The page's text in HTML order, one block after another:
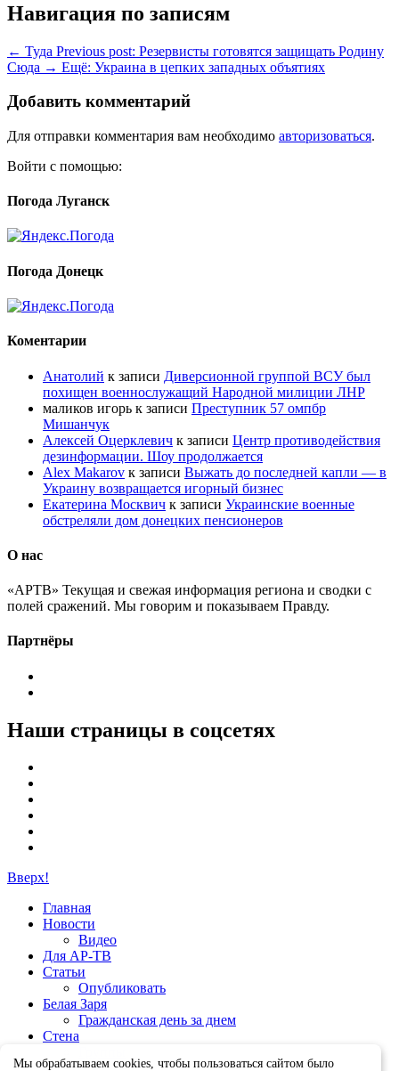
Навигация по записям
← Туда Previous post: Резервисты готовятся защищать Родину
Сюда → Ещё: Украина в цепких западных объятиях
Добавить комментарий
Для отправки комментария вам необходимо авторизоваться.
Войти с помощью:
Погода Луганск
Погода Донецк
Коментарии
Анатолий к записи Диверсионной группой ВСУ был
похищен военнослужащий Народной милиции ЛНР
маликов игорь к записи Преступник 57 омпбр
Мишанчук
Алексей Оцерклевич к записи Центр противодействия
дезинформации. Шоу продолжается
Alex Makarov к записи Выжать до последней капли — в
Украину возвращается игорный бизнес
Екатерина Москвич к записи Украинские военные
обстреляли дом донецких пенсионеров
О нас
«АРТВ» Текущая и свежая информация региона и сводки с
полей сражений. Мы говорим и показываем Правду.
Партнёры
Наши страницы в соцсетях
Вверх!
Главная
Новости
Видео
Для АР-ТВ
Статьи
Опубликовать
Белая Заря
Гражданская день за днем
Стена
Мы обрабатываем cookies, чтобы пользоваться сайтом было